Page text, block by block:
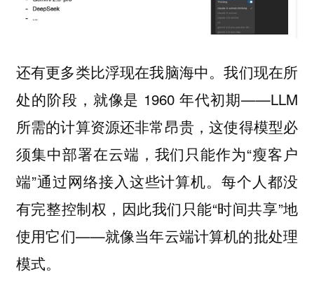
还有更多类比浮现在我脑海中。我们现在所
处的阶段，就像是 1960 年代初期——LLM
所需的计算资源还非常昂贵，这使得模型必
须集中部署在云端，我们只能作为“瘦客户
端”通过网络接入这些计算机。每个人都没
有完整控制权，因此我们只能“时间共享”地
使用它们——就像当年云端计算机的批处理
模式。